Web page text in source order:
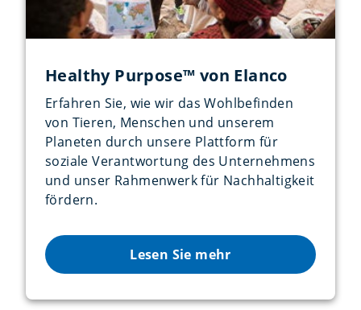
Healthy Purpose™ von Elanco
Erfahren Sie, wie wir das Wohlbefinden
von Tieren, Menschen und unserem
Planeten durch unsere Plattform für
soziale Verantwortung des Unternehmens
und unser Rahmenwerk für Nachhaltigkeit
fördern.
Lesen Sie mehr